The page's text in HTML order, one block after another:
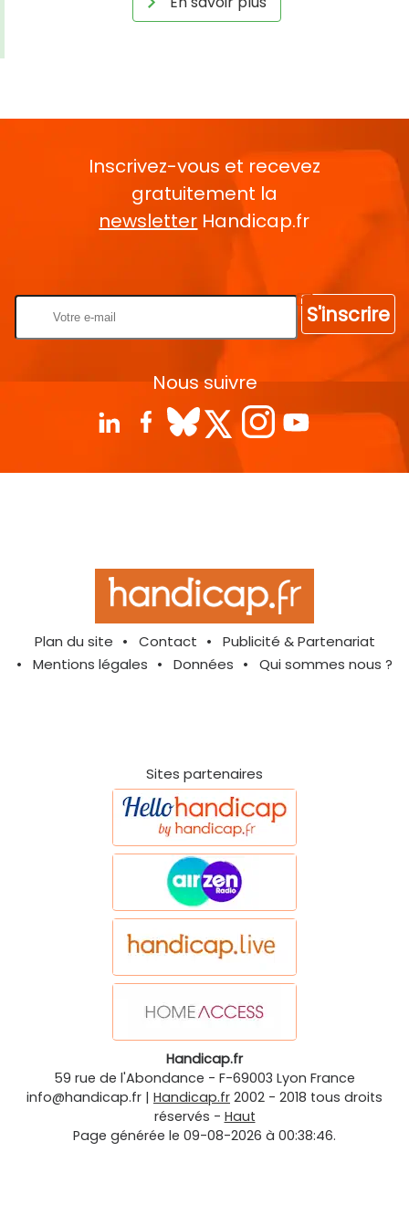
Inscrivez-vous et recevez
gratuitement la
newsletter Handicap.fr
S'inscrire
Nous suivre
Plan du site Contact
Publicité & Partenariat
Mentions légales
Données Qui sommes nous ?
Sites partenaires
Handicap.fr
59 rue de l'Abondance - F-69003 Lyon France
info@handicap.fr | Handicap.fr 2002 - 2018 tous droits
réservés - Haut
Page générée le 09-08-2026 à 00:38:46.